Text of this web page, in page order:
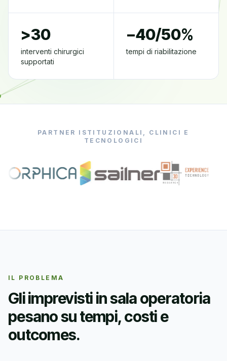
>30
interventi chirurgici
supportati
−40/50%
tempi di riabilitazione
PARTNER ISTITUZIONALI, CLINICI E
TECNOLOGICI
IL PROBLEMA
Gli imprevisti in sala operatoria
pesano su tempi, costi e
outcomes.